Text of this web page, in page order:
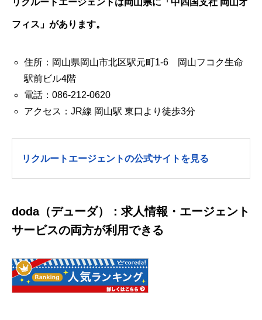
リクルートエージェントは岡山県に「中四国支社 岡山オ
フィス」があります。
住所：岡山県岡山市北区駅元町1-6 岡山フコク生命
駅前ビル4階
電話：086-212-0620
アクセス：JR線 岡山駅 東口より徒歩3分
リクルートエージェントの公式サイトを見る
doda（デューダ）：求人情報・エージェント
サービスの両方が利用できる